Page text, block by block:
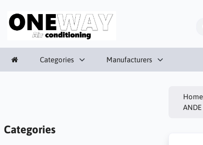
Categories Manufacturers
Categories
Home